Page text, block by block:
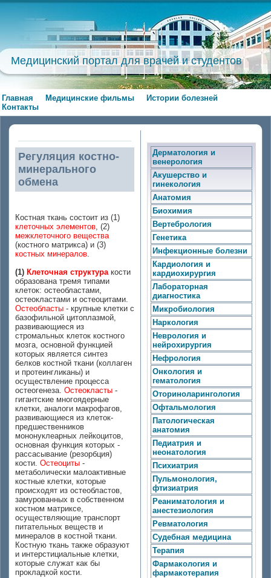
Медицинский портал для врачей и студентов
Главная Медицинские фильмы
Истории болезней
Контакты
Регуляция костно-
минерального
обмена
Костная ткань состоит из (1)
клеточных элементов, (2)
межклеточного вещества
(костного матрикса) и (3)
костных минералов.
(1) Клеточная структуракости
образована тремя типами
клеток: остеобластами,
остеокластами и остеоцитами.
Остеобласты - крупные клетки с
базофильной цитоплазмой,
развивающиеся из
стромальных клеток костного
мозга, основной функцией
которых является синтез
белков костной ткани (коллаген
и протеингликаны) и
осуществление процесса
остеогенеза. Остеокласты -
гигантские многоядерные
клетки, аналоги макрофагов,
развивающиеся из клеток-
предшественников
мононуклеарных лейкоцитов,
основная функция которых -
рассасывание (резорбция)
кости. Остеоциты -
метаболически малоактивные
костные клетки, которые
происходят из остеобластов,
замурованных в собственном
костном матриксе,
осуществляющие транспорт
питательных веществ и
минералов в костной ткани.
Костную ткань также образуют
и интерстициальные клетки,
которые служат как бы
прокладкой кости.
Дерматология и
венерология
Акушерство и
гинекология
Анатомия
Биохимия
Вертебрология
Генетика
Инфекционные болезни
Кардиология и
кардиохирургия
Лабораторная
диагностика
Микробиология
Наркология
Неврология и
нейрохирургия
Нефрология
Онкология и
гематология
Оториноларингология
Офтальмология
Патологическая
анатомия
Педиатрия и
неонатология
Психиатрия
Пульмонология,
фтизиатрия
Реаниматология и
анестезиология
Ревматология
Судебная медицина
Терапия
Фармакология и
фармакотерапия